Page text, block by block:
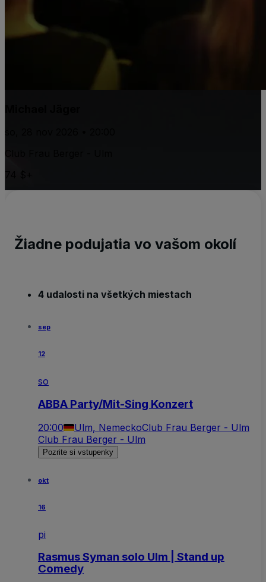
Žiadne podujatia vo vašom okolí
4 udalosti na všetkých miestach
sep
12
so
ABBA Party/Mit-Sing Konzert
20:00 Ulm, NemeckoClub Frau Berger - Ulm
Club Frau Berger - Ulm
Pozrite si vstupenky
okt
16
pi
Rasmus Syman solo Ulm | Stand up
Comedy